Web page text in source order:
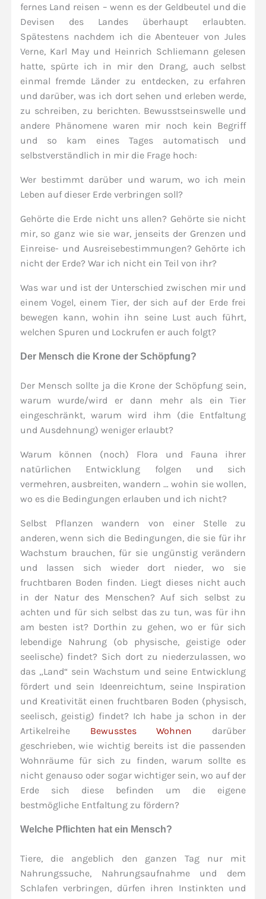
fernes Land reisen – wenn es der Geldbeutel und die
Devisen des Landes überhaupt erlaubten.
Spätestens nachdem ich die Abenteuer von Jules
Verne, Karl May und Heinrich Schliemann gelesen
hatte, spürte ich in mir den Drang, auch selbst
einmal fremde Länder zu entdecken, zu erfahren
und darüber, was ich dort sehen und erleben werde,
zu schreiben, zu berichten. Bewusstseinswelle und
andere Phänomene waren mir noch kein Begriff
und so kam eines Tages automatisch und
selbstverständlich in mir die Frage hoch:
Wer bestimmt darüber und warum, wo ich mein
Leben auf dieser Erde verbringen soll?
Gehörte die Erde nicht uns allen? Gehörte sie nicht
mir, so ganz wie sie war, jenseits der Grenzen und
Einreise- und Ausreisebestimmungen? Gehörte ich
nicht der Erde? War ich nicht ein Teil von ihr?
Was war und ist der Unterschied zwischen mir und
einem Vogel, einem Tier, der sich auf der Erde frei
bewegen kann, wohin ihn seine Lust auch führt,
welchen Spuren und Lockrufen er auch folgt?
Der Mensch die Krone der Schöpfung?
Der Mensch sollte ja die Krone der Schöpfung sein,
warum wurde/wird er dann mehr als ein Tier
eingeschränkt, warum wird ihm (die Entfaltung
und Ausdehnung) weniger erlaubt?
Warum können (noch) Flora und Fauna ihrer
natürlichen Entwicklung folgen und sich
vermehren, ausbreiten, wandern … wohin sie wollen,
wo es die Bedingungen erlauben und ich nicht?
Selbst Pflanzen wandern von einer Stelle zu
anderen, wenn sich die Bedingungen, die sie für ihr
Wachstum brauchen, für sie ungünstig verändern
und lassen sich wieder dort nieder, wo sie
fruchtbaren Boden finden. Liegt dieses nicht auch
in der Natur des Menschen? Auf sich selbst zu
achten und für sich selbst das zu tun, was für ihn
am besten ist? Dorthin zu gehen, wo er für sich
lebendige Nahrung (ob physische, geistige oder
seelische) findet? Sich dort zu niederzulassen, wo
das „Land“ sein Wachstum und seine Entwicklung
fördert und sein Ideenreichtum, seine Inspiration
und Kreativität einen fruchtbaren Boden (physisch,
seelisch, geistig) findet? Ich habe ja schon in der
Artikelreihe Bewusstes Wohnen darüber
geschrieben, wie wichtig bereits ist die passenden
Wohnräume für sich zu finden, warum sollte es
nicht genauso oder sogar wichtiger sein, wo auf der
Erde sich diese befinden um die eigene
bestmögliche Entfaltung zu fördern?
Welche Pflichten hat ein Mensch?
Tiere, die angeblich den ganzen Tag nur mit
Nahrungssuche, Nahrungsaufnahme und dem
Schlafen verbringen, dürfen ihren Instinkten und